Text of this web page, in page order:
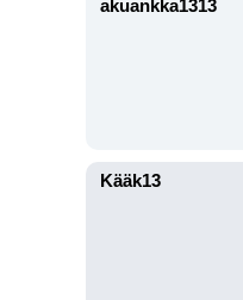
akuankka1313
Kääk13